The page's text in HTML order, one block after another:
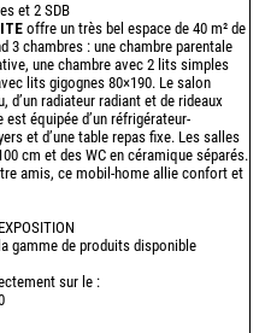
et 2 SDB
offre un très bel espace de 40 m² de
3 chambres : une chambre parentale
une chambre avec 2 lits simples
lits gigognes 80×190. Le salon
d’un radiateur radiant et de rideaux
équipée d’un réfrigérateur-
et d’une table repas fixe. Les salles
cm et des WC en céramique séparés.
amis, ce mobil-home allie confort et
gamme de produits disponible
sur le :